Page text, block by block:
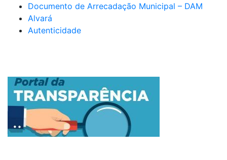
Documento de Arrecadação Municipal – DAM
Alvará
Autenticidade